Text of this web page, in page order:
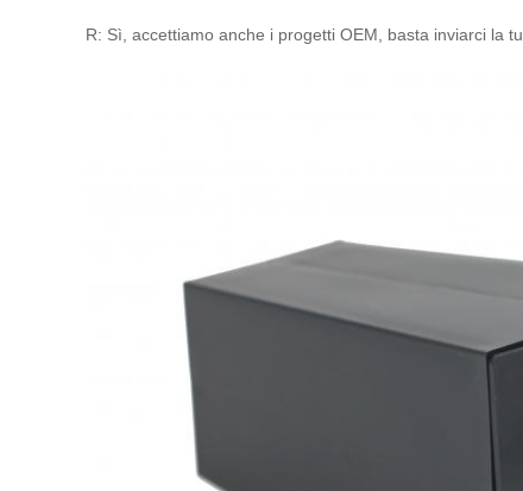
R: Sì, accettiamo anche i progetti OEM, basta inviarci la